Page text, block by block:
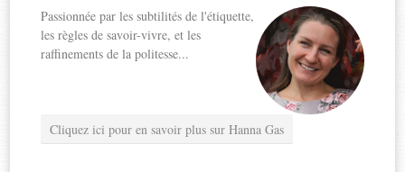
Passionnée par les subtilités de l'étiquette,
les règles de savoir-vivre, et les
raffinements de la politesse...
Cliquez ici pour en savoir plus sur Hanna Gas